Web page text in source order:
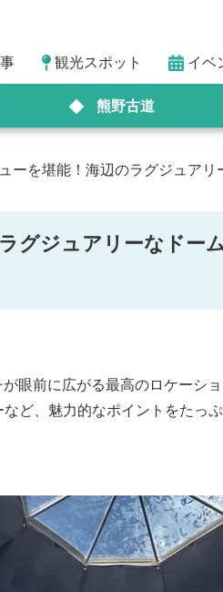
観光スポット イベ
熊野古道
ーを堪能！海辺のラグジュア
グジュアリーなドー
眼前に広がる最高のロケーシ
ど、魅力的なポイントをたっ